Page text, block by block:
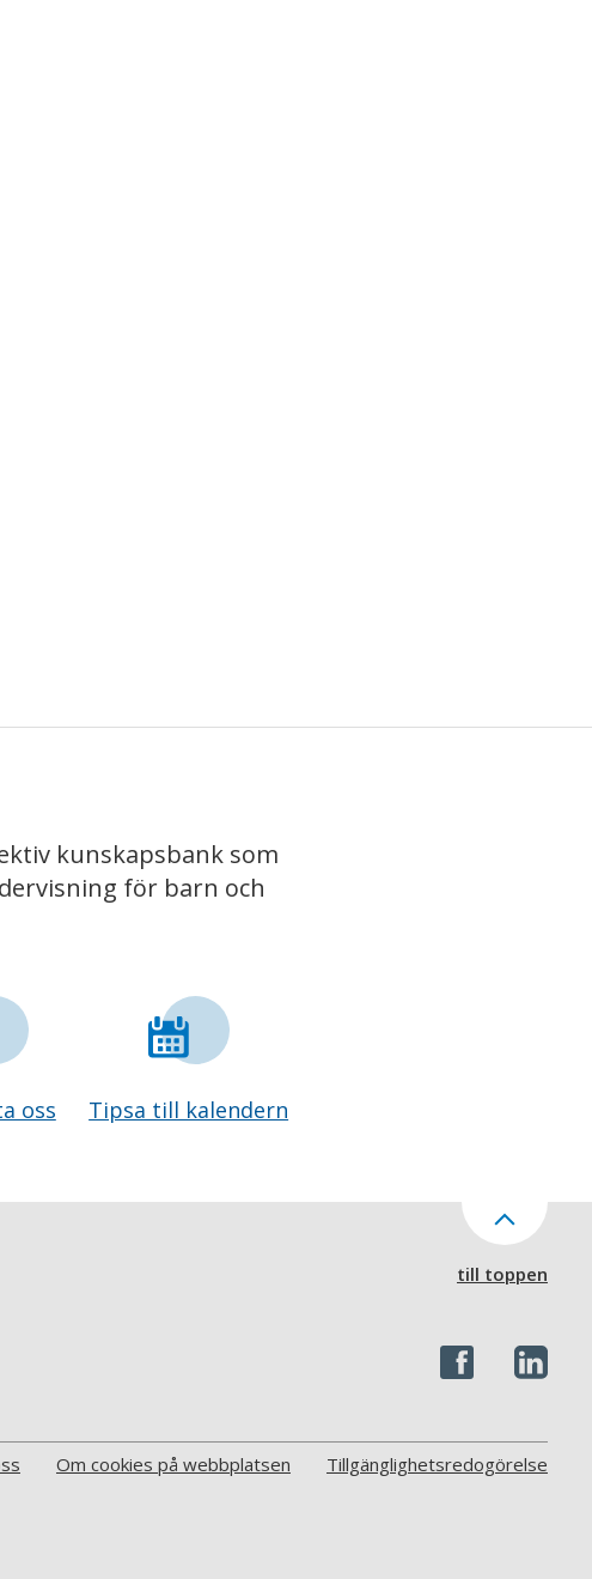
kunskapsbank som
för barn och
oss Tipsa till kalendern
till toppen
Om cookies på webbplatsen Tillgänglighetsredogörelse